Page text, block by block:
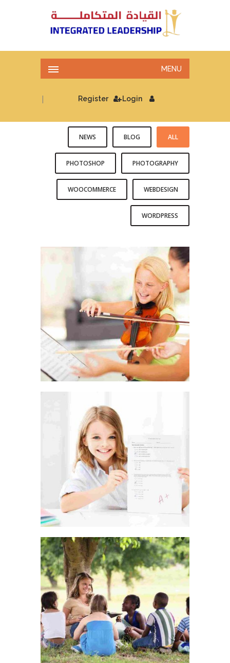
MENU
Login
| Register
ALL
BLOG
NEWS
PHOTOGRAPHY
PHOTOSHOP
WEBDESIGN
WOOCOMMERCE
WORDPRESS
LIFE IS A CHOICE
REACH FOR THE STARS
LIVE AND LET LIVE